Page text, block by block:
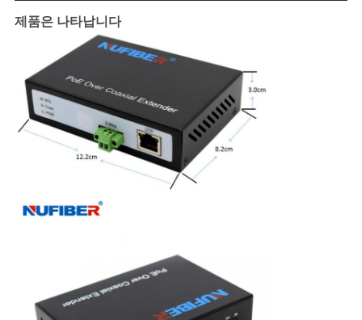
책
제품은 나타납니다